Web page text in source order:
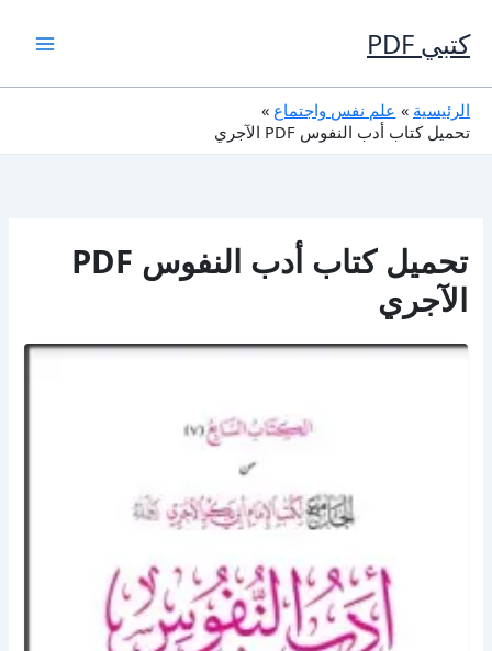
إلى
المحتوى
كتبي PDF
الرئيسية
علم نفس واجتماع
تحميل كتاب أدب النفوس PDF الآجري
تحميل كتاب أدب النفوس PDF
الآجري